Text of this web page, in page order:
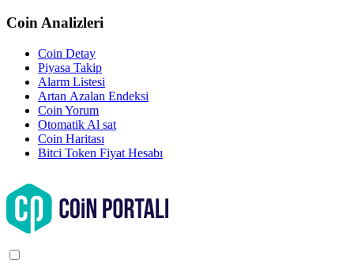
Coin Analizleri
Coin Detay
Piyasa Takip
Alarm Listesi
Artan Azalan Endeksi
Coin Yorum
Otomatik Al sat
Coin Haritası
Bitci Token Fiyat Hesabı